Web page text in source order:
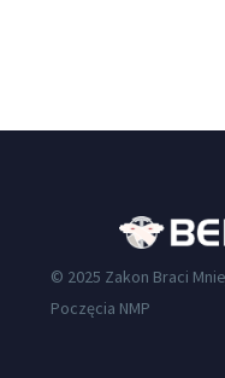
© 2025 Zakon Braci
Poczęcia NMP